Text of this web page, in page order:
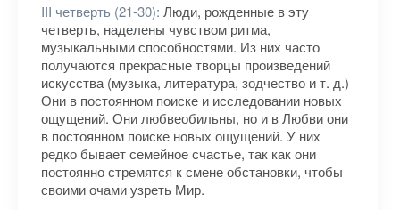
III четверть (21-30): Люди, рожденные в эту
четверть, наделены чувством ритма,
музыкальными способностями. Из них часто
получаются прекрасные творцы произведений
искусства (музыка, литература, зодчество и т. д.)
Они в постоянном поиске и исследовании новых
ощущений. Они любвеобильны, но и в Любви они
в постоянном поиске новых ощущений. У них
редко бывает семейное счастье, так как они
постоянно стремятся к смене обстановки, чтобы
своими очами узреть Мир.